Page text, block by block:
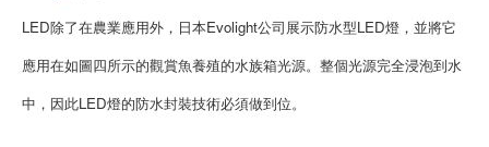
LED除了在農業應用外，日本Evolight公司展示防水型LED燈，並將它
應用在如圖四所示的觀賞魚養殖的水族箱光源。整個光源完全浸泡到水
中，因此LED燈的防水封裝技術必須做到位。